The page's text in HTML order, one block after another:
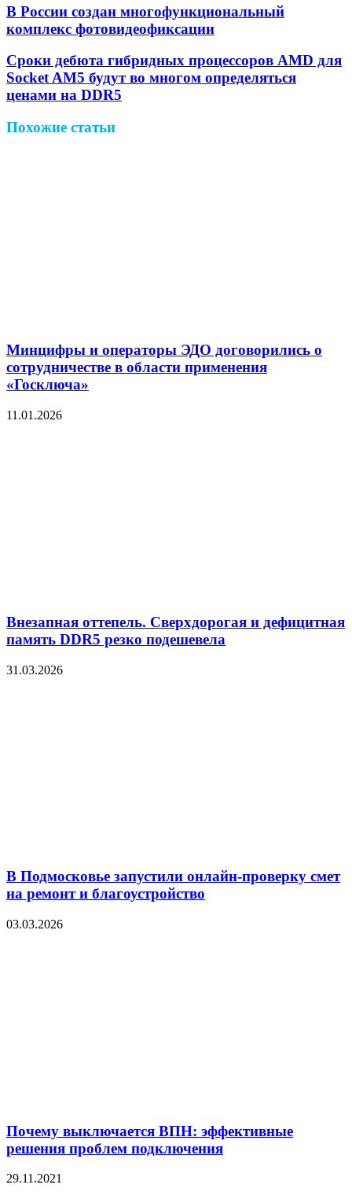
через
электронную
почту
В России создан многофункциональный
комплекс фотовидеофиксации
Сроки дебюта гибридных процессоров AMD для
Socket AM5 будут во многом определяться
ценами на DDR5
Похожие статьи
Минцифры и операторы ЭДО договорились о
сотрудничестве в области применения
«Госключа»
11.01.2026
Внезапная оттепель. Сверхдорогая и дефицитная
память DDR5 резко подешевела
31.03.2026
В Подмосковье запустили онлайн-проверку смет
на ремонт и благоустройство
03.03.2026
Почему выключается ВПН: эффективные
решения проблем подключения
29.11.2021